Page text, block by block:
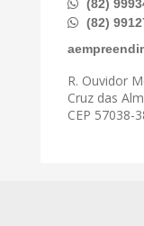
(82)
(82)
R. Ouvidor
Cruz das
CEP 57038-